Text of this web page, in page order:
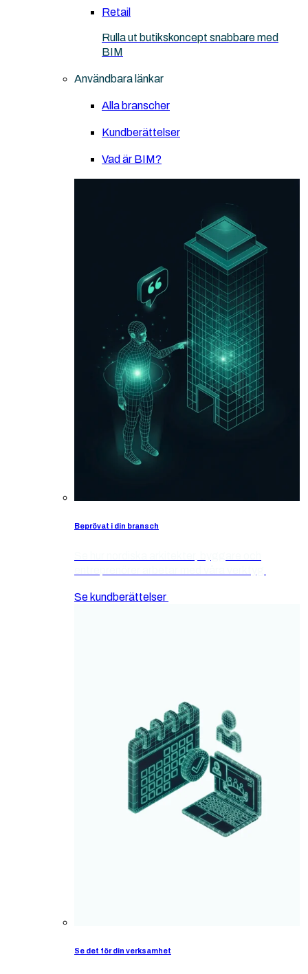
Retail
Rulla ut butikskoncept snabbare med
BIM
Användbara länkar
Alla branscher
Kundberättelser
Vad är BIM?
Beprövat i din bransch
Se kundberättelser
Se det för din verksamhet